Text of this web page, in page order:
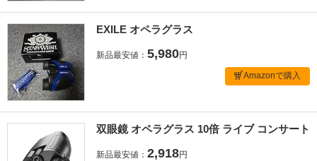
EXILE オペラグラス
新品最安値： 5,980円
Amazonで購入
双眼鏡 オペラグラス 10倍 ライブ コンサート
新品最安値： 2,918円